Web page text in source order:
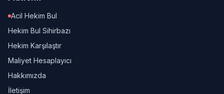
Acil Hekim Bul
Hekim Bul Sihirbazı
Hekim Karşılaştır
Maliyet Hesaplayıcı
Hakkımızda
İletişim